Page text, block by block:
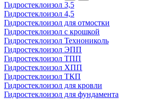
Гидростеклоизол 3,5
Гидростеклоизол 4,5
Гидростеклоизол для отмостки
Гидростеклоизол с крошкой
Гидростеклоизол Технониколь
Гидростеклоизол ЭПП
Гидростеклоизол ТПП
Гидростеклоизол ХПП
Гидростеклоизол ТКП
Гидростеклоизол для кровли
Гидростеклоизол для фундамента